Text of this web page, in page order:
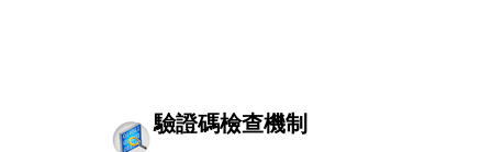
驗證碼檢查機制